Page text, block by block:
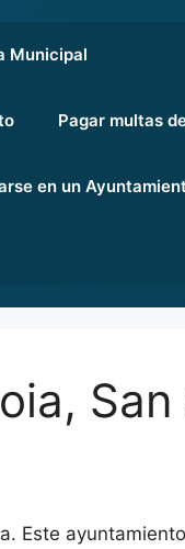
Municipal
Pagar multas
en un
Este